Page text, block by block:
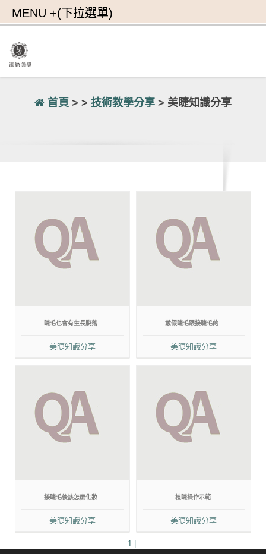
首頁 > > 技術教學分享 > 美睫知識分享
睫毛也會有生長脫落..
美睫知識分享
戴假睫毛跟接睫毛的..
美睫知識分享
接睫毛後該怎麼化妝..
美睫知識分享
植睫操作示範..
美睫知識分享
1 |